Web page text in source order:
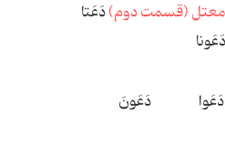
دَعَتا
دَعَوا دَعَونَ